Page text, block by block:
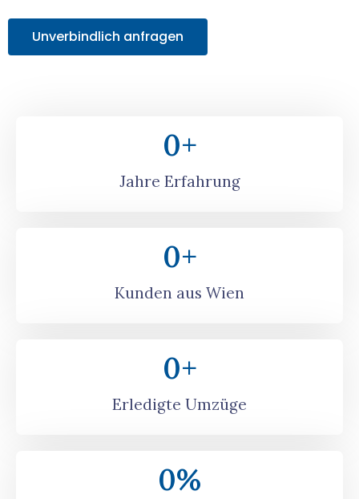
Unverbindlich anfragen
Jahre Erfahrung
0+
Kunden aus Wien
0+
Erledigte Umzüge
0+
0%